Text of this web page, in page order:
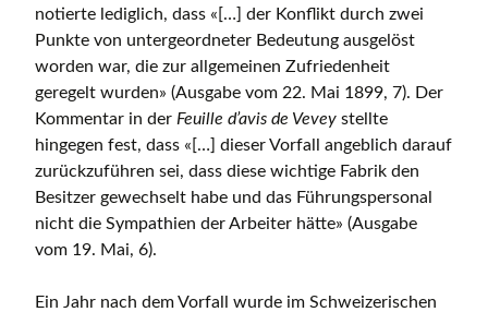
notierte lediglich, dass «[…] der Konflikt durch zwei
Punkte von untergeordneter Bedeutung ausgelöst
worden war, die zur allgemeinen Zufriedenheit
geregelt wurden» (Ausgabe vom 22. Mai 1899, 7). Der
Kommentar in der Feuille d’avis de Vevey stellte
hingegen fest, dass «[…] dieser Vorfall angeblich darauf
zurückzuführen sei, dass diese wichtige Fabrik den
Besitzer gewechselt habe und das Führungspersonal
nicht die Sympathien der Arbeiter hätte» (Ausgabe
vom 19. Mai, 6).
Ein Jahr nach dem Vorfall wurde im Schweizerischen